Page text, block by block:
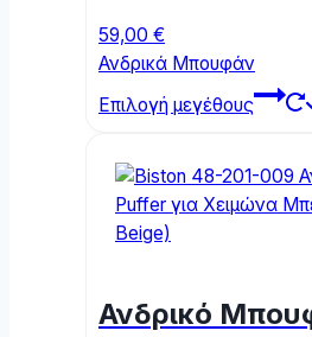
59,00 €
Ανδρικά Μπουφάν
Επιλογή μεγέθους
Ανδρικό